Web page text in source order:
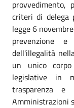
provvedimento,
criteri di delega
legge 6
prevenzione
dell'illegalità
un unico
legislative in
trasparenza e
Amministrazioni